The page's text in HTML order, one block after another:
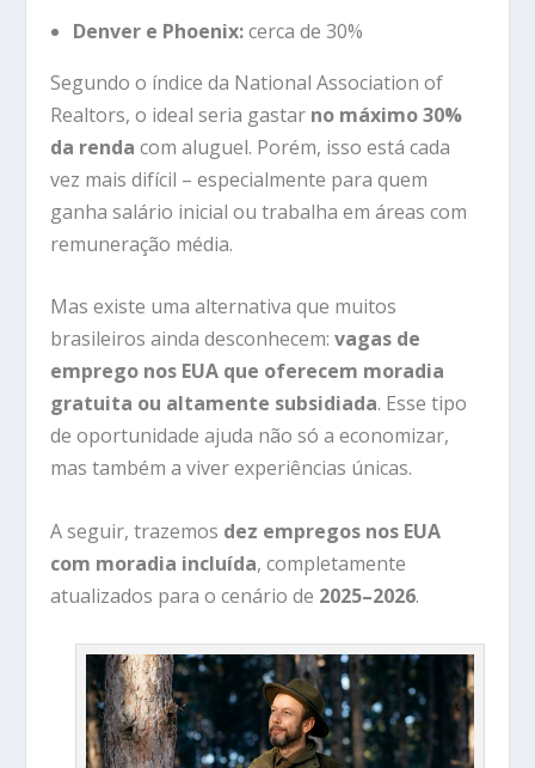
Denver e Phoenix:cerca de 30%
Segundo o índice da National Association of
Realtors, o ideal seria gastar no máximo 30%
da renda com aluguel. Porém, isso está cada
vez mais difícil – especialmente para quem
ganha salário inicial ou trabalha em áreas com
remuneração média.
Mas existe uma alternativa que muitos
brasileiros ainda desconhecem:vagas de
emprego nos EUA que oferecem moradia
gratuita ou altamente subsidiada. Esse tipo
de oportunidade ajuda não só a economizar,
mas também a viver experiências únicas.
A seguir, trazemos dez empregos nos EUA
com moradia incluída, completamente
atualizados para o cenário de 2025–2026.